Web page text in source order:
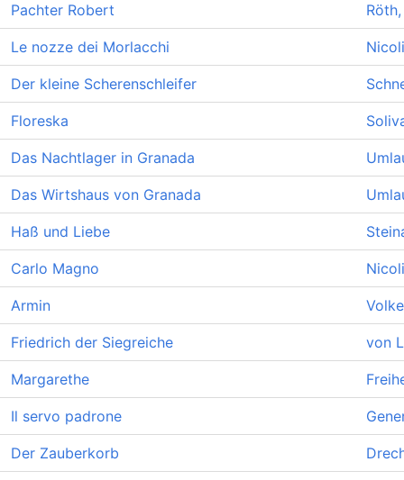
Pachter Robert
Le nozze dei Morlacchi
Der kleine Scherenschleifer
Floreska
Das Nachtlager in Granada
Das Wirtshaus von Granada
Haß und Liebe
Carlo Magno
Armin
Friedrich der Siegreiche von
Margarethe
Il servo padrone
Der Zauberkorb